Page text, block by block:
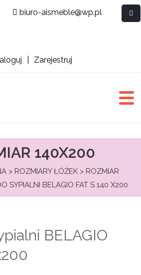
biuro-aismeble@wp.pl
Zarejestruj
140X200
> ROZMIARY ŁÓŻEK > ROZMIAR
SYPIALNI BELAGIO FAT S 140 X200
BELAGIO